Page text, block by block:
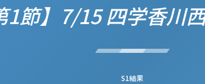
1節】7/15 四学香川
S1結果